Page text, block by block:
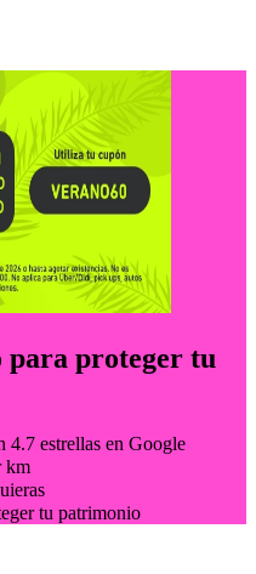
para proteger tu
4.7 estrellas en Google
km
tu patrimonio